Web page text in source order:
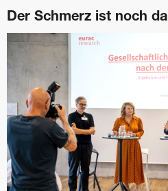
Der Schmerz ist noch da